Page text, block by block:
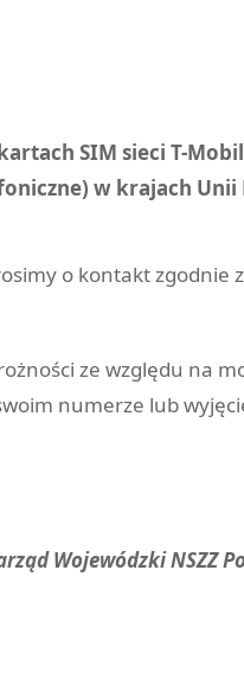
SIM sieci T-
w krajach
o kontakt zgodnie
ze względu na
numerze lub
Wojewódzki NSZZ